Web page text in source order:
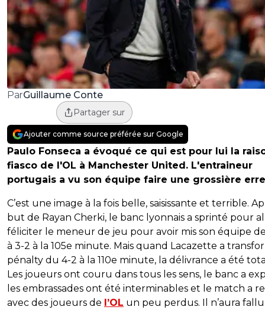
ParGuillaume Conte
Partager sur
Ajouter comme source préférée sur Google
Paulo Fonseca a évoqué ce qui est pour lui la
fiasco de l'OL à Manchester United. L'entraineur
portugais a vu son équipe faire une grossière
C’est une image à la fois belle, saisissante et terrible.
but de Rayan Cherki, le banc lyonnais a sprinté pour
féliciter le meneur de jeu pour avoir mis son équipe
à 3-2 à la 105e minute. Mais quand Lacazette a
pénalty du 4-2 à la 110e minute, la délivrance a été
Les joueurs ont couru dans tous les sens, le banc a
les embrassades ont été interminables et le match a
avec des joueurs de l’OL un peu perdus. Il n’aura fallu